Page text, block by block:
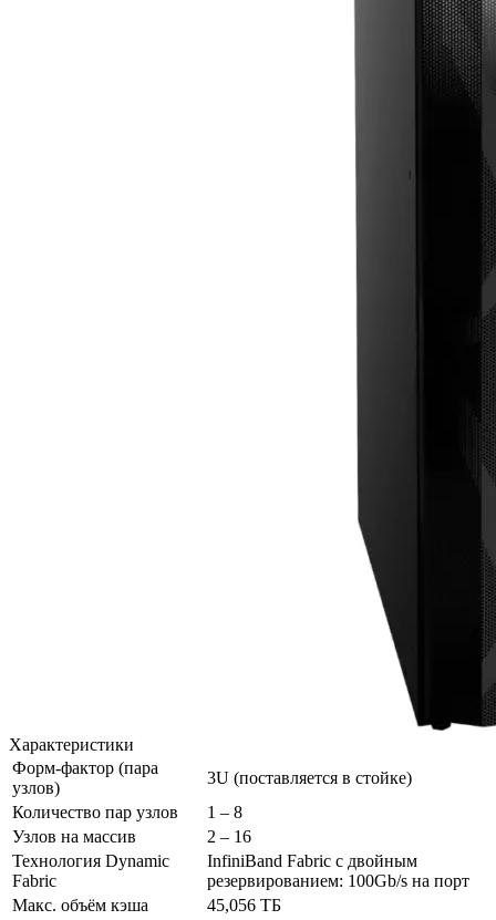
Характеристики
Форм-фактор (пара
узлов)
3U (поставляется в стойке)
Количество пар узлов
1 – 8
Узлов на массив
2 – 16
Технология Dynamic
Fabric
InfiniBand Fabric с двойным
резервированием: 100Gb/s на порт
Макс. объём кэша
45,056 ТБ